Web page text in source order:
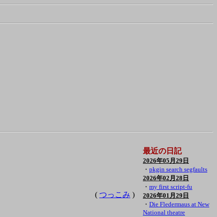
( つっこみ )
最近の日記
2026年05月29日
・ pkgin search segfaults
2026年02月28日
・ my first script-fu
2026年01月29日
・ Die Fledermaus at New
National theatre